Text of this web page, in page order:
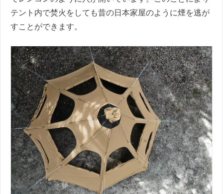
テント内で焚火をしても昔の日本家屋のように煙を逃が
すことができます。